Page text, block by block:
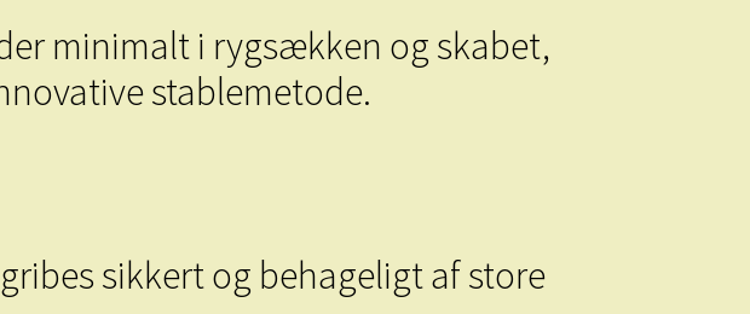
minimalt i rygsækken og skabet,
stablemetode.
sikkert og behageligt af store